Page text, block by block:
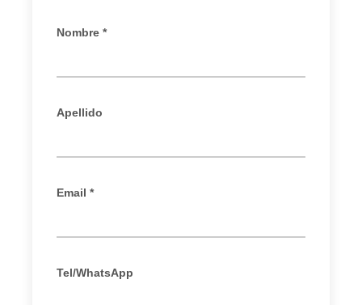
Nombre *
Apellido
Email *
Tel/WhatsApp